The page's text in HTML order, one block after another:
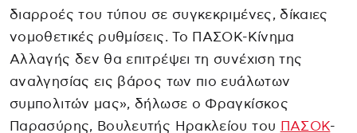
διαρροές του τύπου σε συγκεκριμένες, δίκαιες
νομοθετικές ρυθμίσεις. Το ΠΑΣΟΚ-Κίνημα
Αλλαγής δεν θα επιτρέψει τη συνέχιση της
αναλγησίας εις βάρος των πιο ευάλωτων
συμπολιτών μας», δήλωσε ο Φραγκίσκος
Παρασύρης, Βουλευτής Ηρακλείου του ΠΑΣΟΚ-